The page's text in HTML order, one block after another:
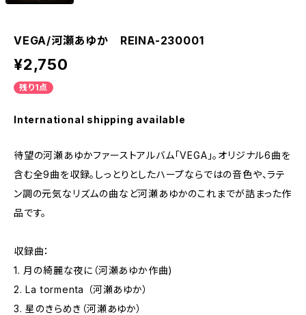
VEGA/河瀬あゆか REINA-230001
¥2,750
残り1点
International shipping available
待望の河瀬あゆかファーストアルバム「VEGA」。オリジナル6曲を
含む全9曲を収録。しっとりとしたハープならではの音色や、ラテ
ン調の元気なリズムの曲など河瀬あゆかのこれまでが詰まった作
品です。
収録曲：
1. 月の綺麗な夜に（河瀬あゆか作曲)
2. La tormenta （河瀬あゆか）
3. 星のきらめき（河瀬あゆか）